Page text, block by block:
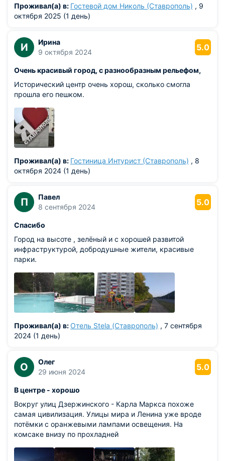
Проживал(а) в: Гостевой дом Николь (Ставрополь) , 9
октября 2025 (1 день)
И
Ирина
9 октября 2024
5.0
Очень красивый город, с разнообразным рельефом,
Исторический центр очень хорош, сколько смогла
прошла его пешком.
Проживал(а) в: Гостиница Интурист (Ставрополь) , 8
октября 2024 (1 день)
П
Павел
8 сентября 2024
5.0
Спасибо
Город на высоте , зелёный и с хорошей развитой
инфраструктурой, добродушные жители, красивые
парки.
Проживал(а) в: Отель Stela (Ставрополь) , 7 сентября
2024 (1 день)
О
Олег
29 июня 2024
5.0
В центре - хорошо
Вокруг улиц Дзержинского - Карла Маркса похоже
самая цивилизация. Улицы мира и Ленина уже вроде
потёмки с оранжевыми лампами освещения. На
комсаке внизу по прохладней